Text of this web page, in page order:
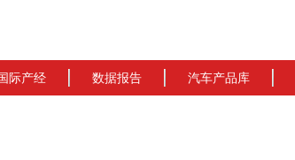
际产经 数据报告 汽车产品库